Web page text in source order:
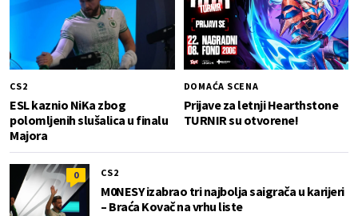
CS2
ESL kaznio NiKa zbog
polomljenih slušalica u finalu
Majora
DOMAĆA SCENA
Prijave za letnji Hearthstone
TURNIR su otvorene!
0 CS2
M0NESY izabrao tri najbolja saigrača u karijeri
– Braća Kovač na vrhu liste